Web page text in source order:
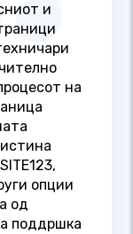
и
на
опции
од
поддршка